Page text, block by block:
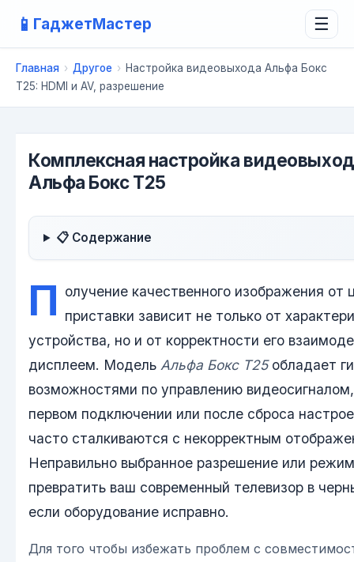
📱 ГаджетМастер ☰
Главная › Другое › Настройка видеовыхода Альфа Бокс
Т25: HDMI и AV, разрешение
Комплексная настройка
Альфа Бокс Т25
📋 Содержание
П олучение качественного изображения от
приставки зависит не только от
устройства, но и от корректности его
дисплеем. Модель Альфа Бокс Т25обладает
возможностями по управлению
первом подключении или после сброса
часто сталкиваются с некорректным
Неправильно выбранное разрешение или
превратить ваш современный телевизор в
если оборудование исправно.
Для того чтобы избежать проблем с